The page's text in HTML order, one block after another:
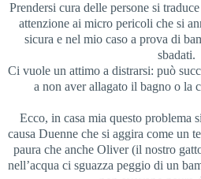
Prendersi cura delle persone si
attenzione ai micro pericoli che si
sicura e nel mio caso a prova di
sbadati.
Ci vuole un attimo a distrarsi: può
a non aver allagato il bagno o la
Ecco, in casa mia questo problema
causa Duenne che si aggira come un
paura che anche Oliver (il nostro
nell’acqua ci sguazza peggio di un